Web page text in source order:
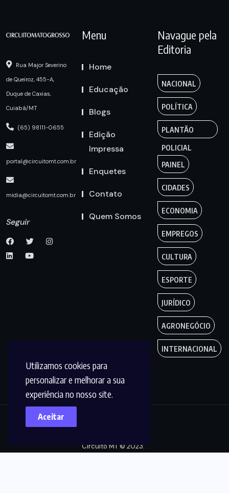
Utilizamos cookies para
personalizar e melhorar a sua
experiência no nosso site.
Aceitar
Rua Major Severino
de Queiroz, 455-A,
Duque de Caxias,
Cuiabá/MT
(65) 98111-0655
portal@circuitomt.com.br
midia@circuitomt.com.br
Seguir
Menu
Home
Educação
Blogs
Edição
Impressa
Enquetes
Contato
Quem Somos
Navague pela
Editoria
NACIONAL
POLÍTICA
PLANTÃO
POLICIAL
PAINEL
CIDADES
ECONOMIA
EMPREGOS
CULTURA
ESPORTE
JURÍDICO
AGRONEGÓCIO
INTERNACIONAL
Circuito MT © 2023.